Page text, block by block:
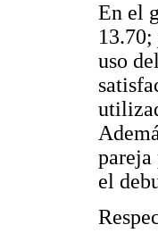
En el
13.70;
uso
pareja
el